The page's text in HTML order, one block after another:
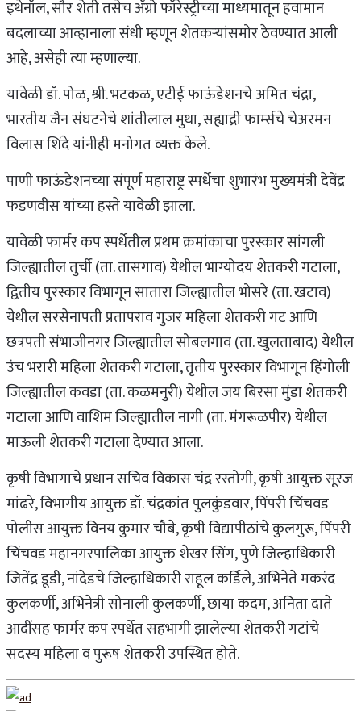
इथेनॉल, सौर शेती तसेच ॲग्रो फॉरेस्ट्रीच्या माध्यमातून हवामान
बदलाच्या आव्हानाला संधी म्हणून शेतकऱ्यांसमोर ठेवण्यात आली
आहे, असेही त्या म्हणाल्या.
यावेळी डॉ. पोळ, श्री. भटकळ, एटीई फाऊंडेशनचे अमित चंद्रा,
भारतीय जैन संघटनेचे शांतीलाल मुथा, सह्याद्री फार्म्सचे चेअरमन
विलास शिंदे यांनीही मनोगत व्यक्त केले.
पाणी फाऊंडेशनच्या संपूर्ण महाराष्ट्र स्पर्धेचा शुभारंभ मुख्यमंत्री देवेंद्र
फडणवीस यांच्या हस्ते यावेळी झाला.
यावेळी फार्मर कप स्पर्धेतील प्रथम क्रमांकाचा पुरस्कार सांगली
जिल्ह्यातील तुर्ची (ता. तासगाव) येथील भाग्योदय शेतकरी गटाला,
द्वितीय पुरस्कार विभागून सातारा जिल्ह्यातील भोसरे (ता. खटाव)
येथील सरसेनापती प्रतापराव गुजर महिला शेतकरी गट आणि
छत्रपती संभाजीनगर जिल्ह्यातील सोबलगाव (ता. खुलताबाद) येथील
उंच भरारी महिला शेतकरी गटाला, तृतीय पुरस्कार विभागून हिंगोली
जिल्ह्यातील कवडा (ता. कळमनुरी) येथील जय बिरसा मुंडा शेतकरी
गटाला आणि वाशिम जिल्ह्यातील नागी (ता. मंगरूळपीर) येथील
माऊली शेतकरी गटाला देण्यात आला.
कृषी विभागाचे प्रधान सचिव विकास चंद्र रस्तोगी, कृषी आयुक्त सूरज
मांढरे, विभागीय आयुक्त डॉ. चंद्रकांत पुलकुंडवार, पिंपरी चिंचवड
पोलीस आयुक्त विनय कुमार चौबे, कृषी विद्यापीठांचे कुलगुरू, पिंपरी
चिंचवड महानगरपालिका आयुक्त शेखर सिंग, पुणे जिल्हाधिकारी
जितेंद्र डूडी, नांदेडचे जिल्हाधिकारी राहूल कर्डिले, अभिनेते मकरंद
कुलकर्णी, अभिनेत्री सोनाली कुलकर्णी, छाया कदम, अनिता दाते
आदींसह फार्मर कप स्पर्धेत सहभागी झालेल्या शेतकरी गटांचे
सदस्य महिला व पुरूष शेतकरी उपस्थित होते.